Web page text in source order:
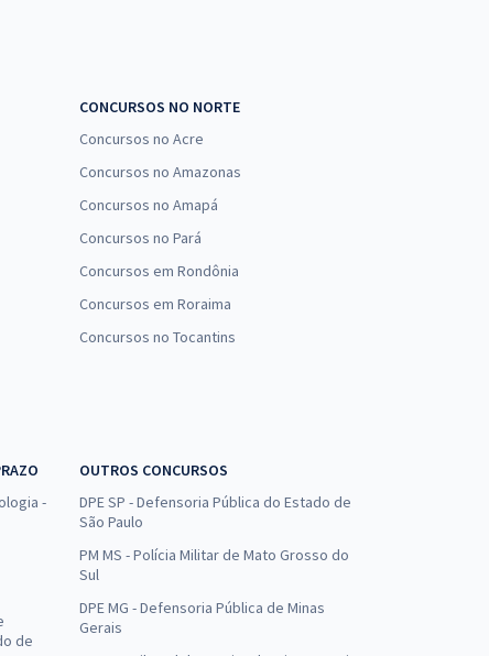
CONCURSOS NO NORTE
Concursos no Acre
Concursos no Amazonas
Concursos no Amapá
Concursos no Pará
Concursos em Rondônia
Concursos em Roraima
Concursos no Tocantins
-
de
OUTROS CONCURSOS
DPE SP - Defensoria Pública do Estado de
São Paulo
PM MS - Polícia Militar de Mato Grosso do
Sul
DPE MG - Defensoria Pública de Minas
Gerais